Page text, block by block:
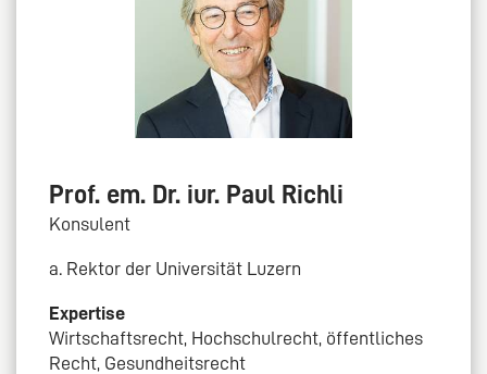
Prof. em. Dr. iur. Paul Richli
Konsulent
a. Rektor der Universität Luzern
Expertise
Wirtschaftsrecht, Hochschulrecht, öffentliches
Recht, Gesundheitsrecht